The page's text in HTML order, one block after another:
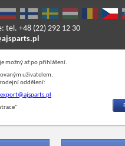
tel. +48 (22) 292 12 30
možný až po přihlášení.
uživatelem,
oddělení:
export@ajsparts.pl